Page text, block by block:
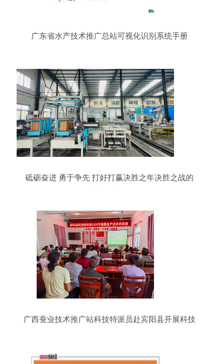
广东省水产技术推广总站可视化识别系统手册
砥砺奋进 勇于争先 打好打赢决胜之年决胜之战的
广西蚕业技术推广站科技特派员赴宾阳县开展科技